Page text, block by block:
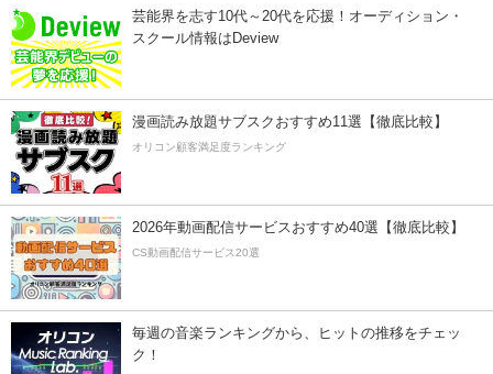
芸能界を志す10代～20代を応援！オーディション・
スクール情報はDeview
漫画読み放題サブスクおすすめ11選【徹底比較】
オリコン顧客満足度ランキング
2026年動画配信サービスおすすめ40選【徹底比較】
CS動画配信サービス20選
毎週の音楽ランキングから、ヒットの推移をチェッ
ク！